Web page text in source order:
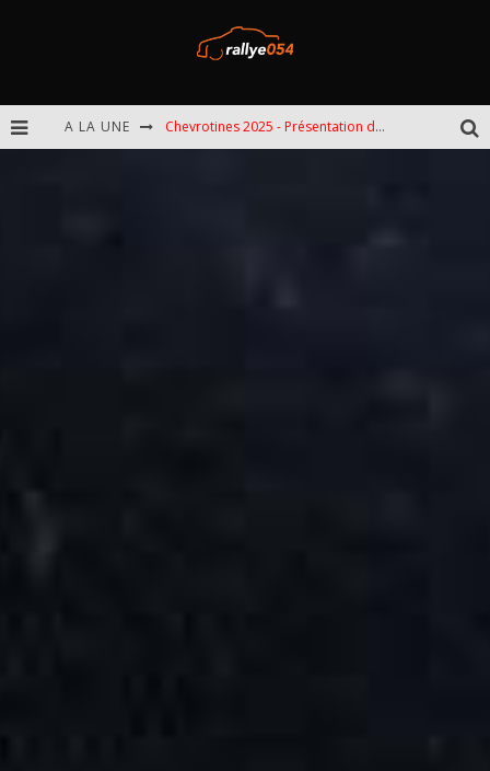
A LA UNE Chevrotines 2025 - Présentation de l'épreuve